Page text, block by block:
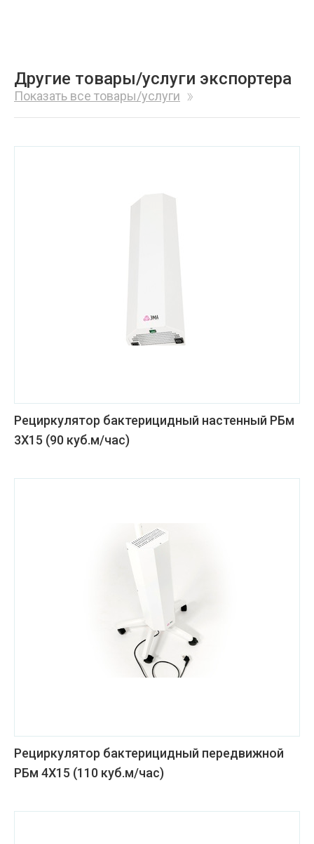
Другие товары/услуги экспортера
Показать все товары/услуги
Рециркулятор бактерицидный настенный РБм
3Х15 (90 куб.м/час)
Рециркулятор бактерицидный передвижной
РБм 4Х15 (110 куб.м/час)